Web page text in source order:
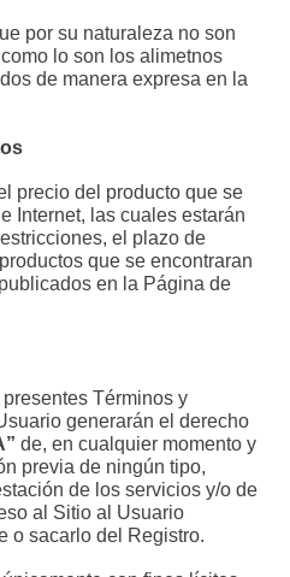
por su naturaleza no son
lo son los alimetnos
de manera expresa en la
precio del producto que se
Internet, las cuales estarán
el plazo de
que se encontraran
en la Página de
Términos y
generarán el derecho
de, en cualquier momento y
previa de ningún tipo,
de los servicios y/o de
al Sitio al Usuario
o sacarlo del Registro.